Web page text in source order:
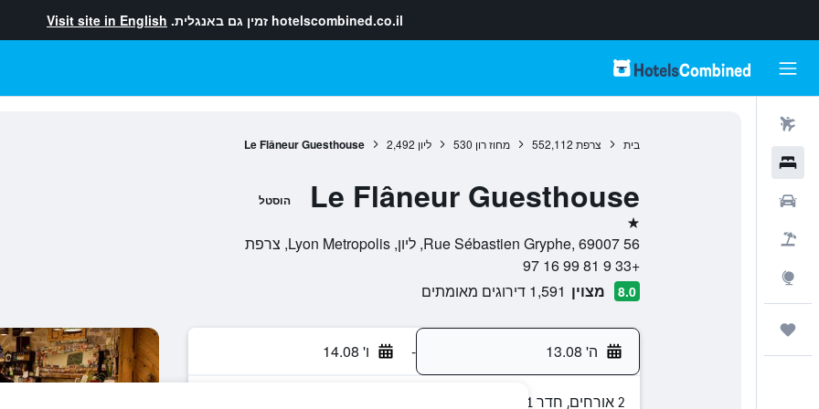
hotelscombined.co.il זמין גם באנגלית. Visit site in English
בית צרפת 552,112 מחוז רון 530 ליון 2,492
Le Flâneur Guesthouse
Le Flâneur Guesthouse הוסטל
כוכב 1
56 Rue Sébastien Gryphe, 69007, ליון, Lyon Metropolis, צרפת
+33 9 81 99 16 97
8.0 מצוין 1,591 דירוגים מאומתים
ה' 13.08 - ו' 14.08
2 אורחים, חדר 1